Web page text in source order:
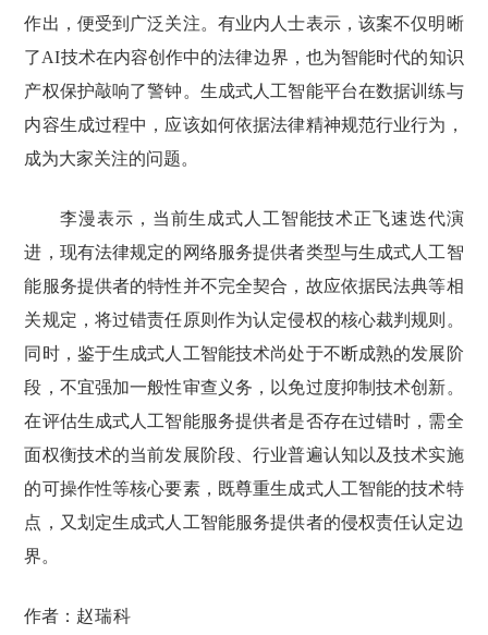
作出，便受到广泛关注。有业内人士表示，该案不仅明晰
了AI技术在内容创作中的法律边界，也为智能时代的知识
产权保护敲响了警钟。生成式人工智能平台在数据训练与
内容生成过程中，应该如何依据法律精神规范行业行为，
成为大家关注的问题。
李漫表示，当前生成式人工智能技术正飞速迭代演
进，现有法律规定的网络服务提供者类型与生成式人工智
能服务提供者的特性并不完全契合，故应依据民法典等相
关规定，将过错责任原则作为认定侵权的核心裁判规则。
同时，鉴于生成式人工智能技术尚处于不断成熟的发展阶
段，不宜强加一般性审查义务，以免过度抑制技术创新。
在评估生成式人工智能服务提供者是否存在过错时，需全
面权衡技术的当前发展阶段、行业普遍认知以及技术实施
的可操作性等核心要素，既尊重生成式人工智能的技术特
点，又划定生成式人工智能服务提供者的侵权责任认定边
界。
作者： 赵瑞科